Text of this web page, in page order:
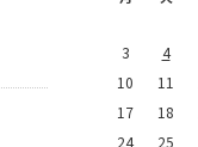
3
4
10
11
17
18
24
25